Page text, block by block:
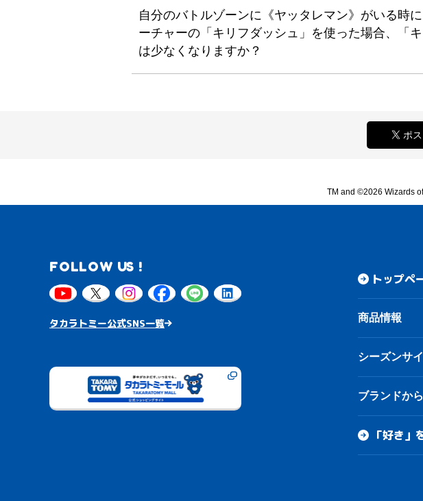
自分のバトルゾーンに《ヤッタレマン》がいる時
ーチャーの「キリフダッシュ」を使った場合、「
は少なくなりますか？
ポス
TM and ©2026 Wizards
FOLLOW US !
タカラトミー公式SNS一覧
トップペ
商品情報
シーズンサ
ブランドか
「好き」